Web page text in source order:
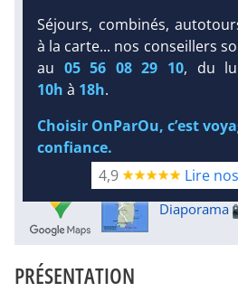
< 100 m
2.7 km
Équipement :
339
Tx:
Distance depuis l'hôtel : 11
Bien-être :
Diaporama
PRÉSENTATION
Séjours, combinés,
à la carte... nos conseillers
au 05 56 08 29 10, du
10h à 18h.
Choisir OnParOu, c’est
confiance.
4,9
Lire